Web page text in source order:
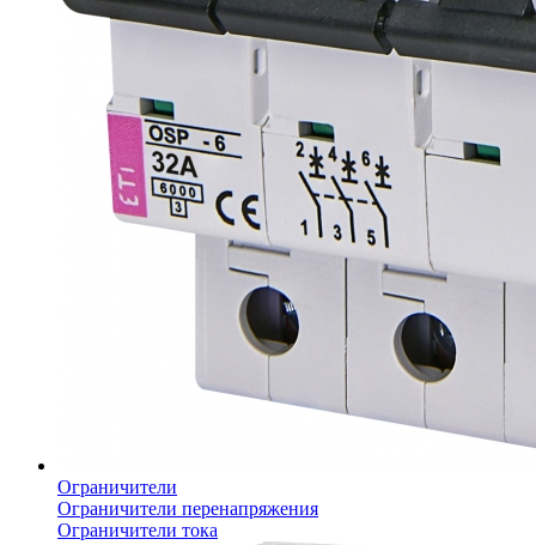
Ограничители
Ограничители перенапряжения
Ограничители тока